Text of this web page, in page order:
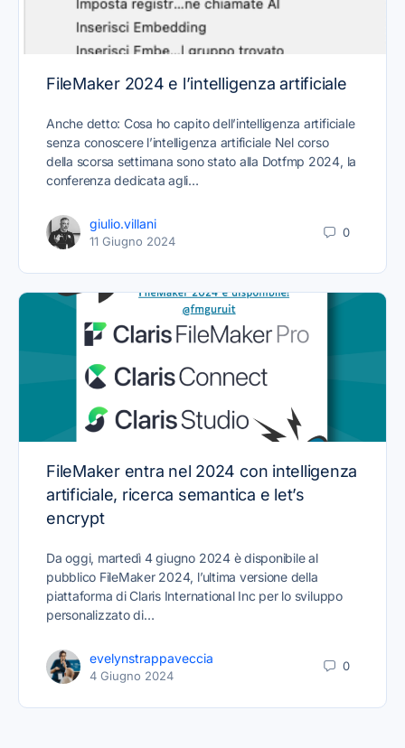
FileMaker 2024 e l’intelligenza artificiale
Anche detto: Cosa ho capito dell’intelligenza artificiale
senza conoscere l’intelligenza artificiale Nel corso
della scorsa settimana sono stato alla Dotfmp 2024, la
conferenza dedicata agli…
giulio.villani
11 Giugno 2024
0
FileMaker entra nel 2024 con intelligenza
artificiale, ricerca semantica e let’s
encrypt
Da oggi, martedì 4 giugno 2024 è disponibile al
pubblico FileMaker 2024, l’ultima versione della
piattaforma di Claris International Inc per lo sviluppo
personalizzato di…
evelynstrappaveccia
4 Giugno 2024
0